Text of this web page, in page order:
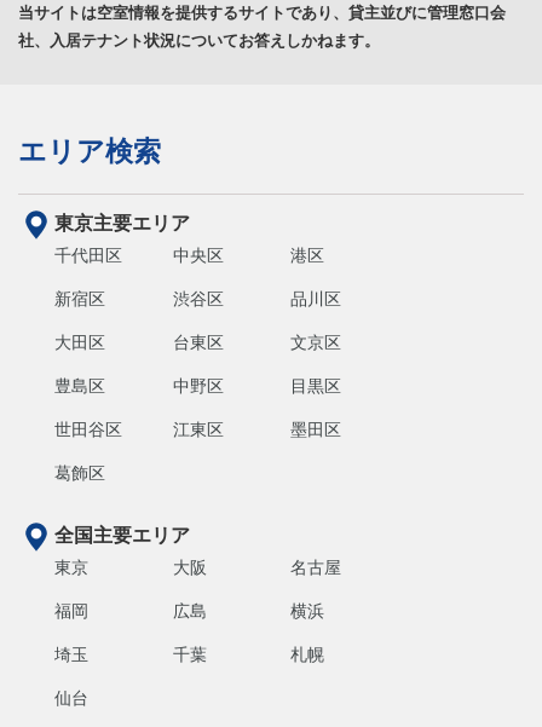
当サイトは空室情報を提供するサイトであり、貸主並びに管理窓口会
社、入居テナント状況についてお答えしかねます。
エリア検索
東京主要エリア
千代田区 中央区 港区
新宿区 渋谷区 品川区
大田区 台東区 文京区
豊島区 中野区 目黒区
世田谷区 江東区 墨田区
葛飾区
全国主要エリア
東京 大阪 名古屋
福岡 広島 横浜
埼玉 千葉 札幌
仙台